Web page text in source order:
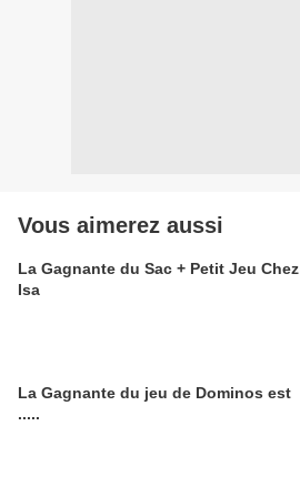
Vous aimerez aussi
La Gagnante du Sac + Petit Jeu Chez
Isa
La Gagnante du jeu de Dominos est
.....